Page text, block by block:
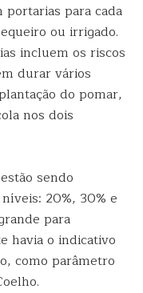
para cada
ou irrigado.
incluem os riscos
durar vários
do pomar,
nos dois
sendo
20%, 30% e
para
havia o indicativo
como parâmetro